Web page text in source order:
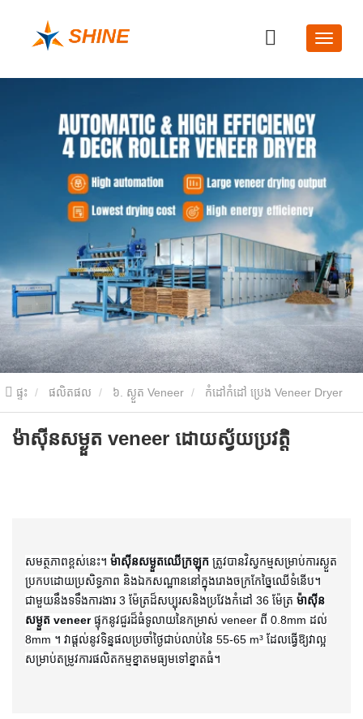
ផ្ទះ ផលិតផល ៦. ស្ងួត Veneer កំដៅកំដៅ ប្រេង Veneer Dryer
ម៉ាស៊ីនសម្ងួត veneer ដោយស្វ័យប្រវត្តិ
ម៉ាស៊ីនសម្ងួត veneer ដោយស្វ័យប្រវត្តិ
សមត្ថភាពខ្ពស់នេះ។ ម៉ាស៊ីនសម្ងួតឈើក្រឡុក ត្រូវបានវិស្វកម្មសម្រាប់ការស្ងួត
ប្រកបដោយប្រសិទ្ធភាព និងឯកសណ្ឋាននៅក្នុងរោងចក្រកែច្នៃឈើទំនើប។
ជាមួយនឹងទទឹងការងារ 3 ម៉ែត្រដ៏សប្បុរសនិងប្រវែងកំដៅ 36 ម៉ែត្រ ម៉ាស៊ីន
សម្ងួត veneer ផ្ទុកនូវជួរដ៏ធំទូលាយនៃកម្រាស់ veneer ពី 0.8mm ដល់
8mm ។ វាផ្តល់នូវទិន្នផលប្រចាំថ្ងៃជាប់លាប់នៃ 55-65 m³ ដែលធ្វើឱ្យវាល្អ
សម្រាប់តម្រូវការផលិតកម្មខ្នាតមធ្យមទៅខ្នាតធំ។